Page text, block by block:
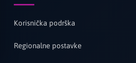
Korisnička podrška
Regionalne postavke